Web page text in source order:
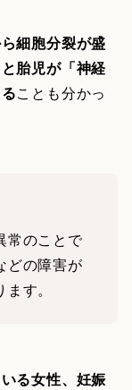
細胞分裂が盛
胎児が「神経
ことも分かっ
常のことで
どの障害が
す。
る女性、妊娠